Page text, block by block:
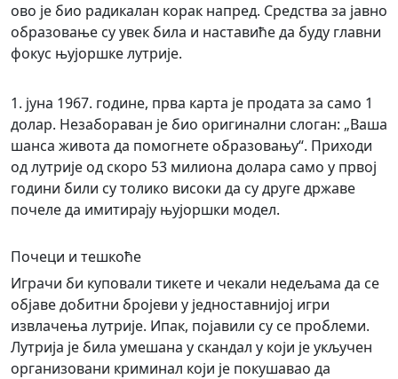
ово је био радикалан корак напред. Средства за јавно
образовање су увек била и наставиће да буду главни
фокус њујоршке лутрије.
1. јуна 1967. године, прва карта је продата за само 1
долар. Незабораван је био оригинални слоган: „Ваша
шанса живота да помогнете образовању“. Приходи
од лутрије од скоро 53 милиона долара само у првој
години били су толико високи да су друге државе
почеле да имитирају њујоршки модел.
Почеци и тешкоће
Играчи би куповали тикете и чекали недељама да се
објаве добитни бројеви у једноставнијој игри
извлачења лутрије. Ипак, појавили су се проблеми.
Лутрија је била умешана у скандал у који је укључен
организовани криминал који је покушавао да